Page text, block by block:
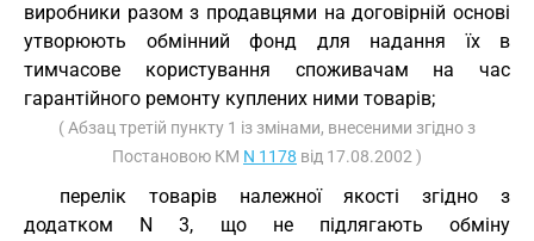
виробники разом з продавцями на договірній основі
утворюють обмінний фонд для надання їх в
тимчасове користування споживачам на час
гарантійного ремонту куплених ними товарів;
( Абзац третій пункту 1 із змінами, внесеними згідно з
Постановою КМ N 1178 від 17.08.2002 )
перелік товарів належної якості згідно з
додатком N 3, що не підлягають обміну